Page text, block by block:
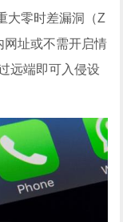
大零时差漏洞（Z
网址或不需开启情
远端即可入侵设